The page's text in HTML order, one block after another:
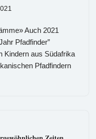
Auch 2021
Pfadfinder”
Kindern aus Südafrika
Pfadfindern